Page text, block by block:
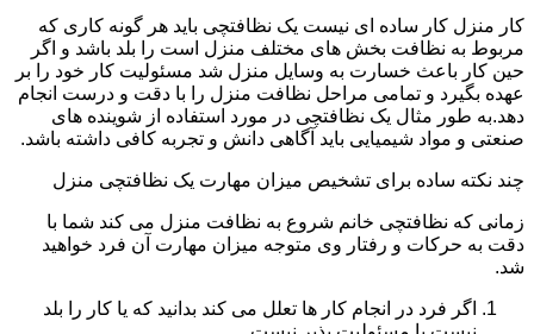
کار منزل کار ساده ای نیست یک نظافتچی باید هر گونه کاری که
مربوط به نظافت بخش های مختلف منزل است را بلد باشد و اگر
حین کار باعث خسارت به وسایل منزل شد مسئولیت کار خود را بر
عهده بگیرد و تمامی مراحل نظافت منزل را با دقت و درست انجام
دهد.به طور مثال یک نظافتچی در مورد استفاده از شوینده های
صنعتی و مواد شیمیایی باید آگاهی دانش و تجربه کافی داشته باشد.
چند نکته ساده برای تشخیص میزان مهارت یک نظافتچی منزل
زمانی که نظافتچی خانم شروع به نظافت منزل می کند شما با
دقت به حرکات و رفتار وی متوجه میزان مهارت آن فرد خواهید
شد.
اگر فرد در انجام کار ها تعلل می کند بدانید که یا کار را بلد